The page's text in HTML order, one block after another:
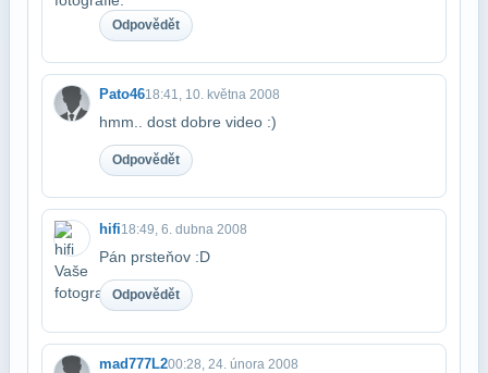
Odpovědět
Pato4618:41, 10. května 2008
hmm.. dost dobre video :)
Odpovědět
hifi18:49, 6. dubna 2008
Pán prsteňov :D
Odpovědět
mad777L200:28, 24. února 2008